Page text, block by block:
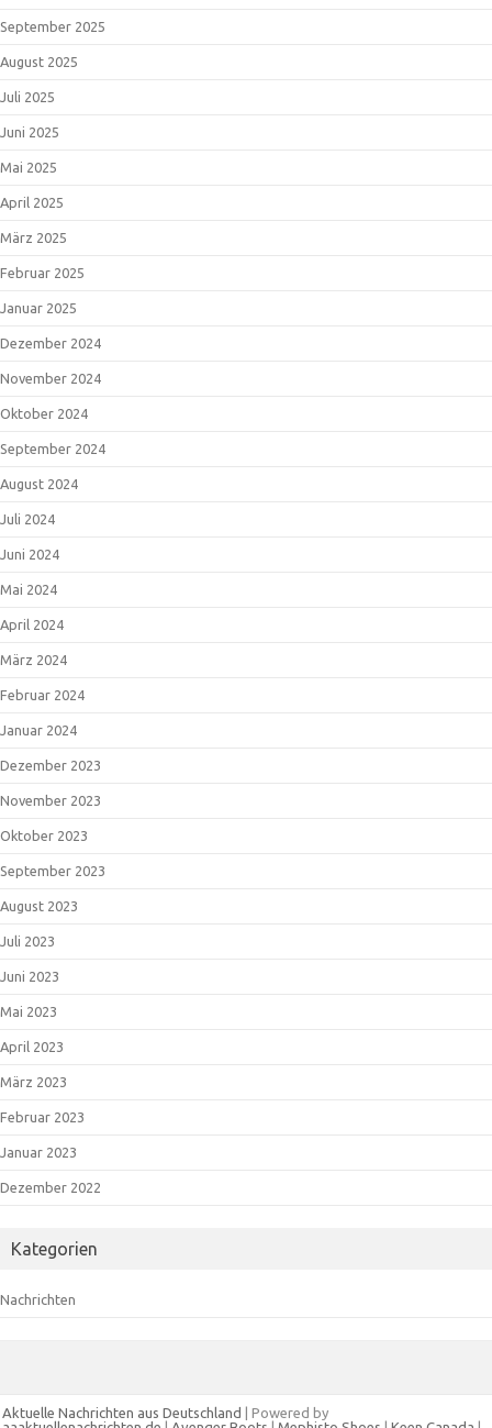
September 2025
August 2025
Juli 2025
Juni 2025
Mai 2025
April 2025
März 2025
Februar 2025
Januar 2025
Dezember 2024
November 2024
Oktober 2024
September 2024
August 2024
Juli 2024
Juni 2024
Mai 2024
April 2024
März 2024
Februar 2024
Januar 2024
Dezember 2023
November 2023
Oktober 2023
September 2023
August 2023
Juli 2023
Juni 2023
Mai 2023
April 2023
März 2023
Februar 2023
Januar 2023
Dezember 2022
Kategorien
Nachrichten
Aktuelle Nachrichten aus Deutschland
| Powered by